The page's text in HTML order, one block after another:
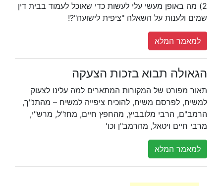
2) מה באופן מעשי עלי לעשות כדי שאוכל לעמוד בבית דין
שמים ולענות על השאלה "ציפית לישועה"?!
למאמר המלא
הגאולה תבוא בזכות הצעקה
תאור מפורט של המקורות המתארים למה עלינו לצעוק
למשיח, לפרסם משיח, להוכיח ציפייה למשיח – מהתנ"ך,
הרמב"ם, הרבי מלובביץ, מהחפץ חיים, מחז"ל, מרש"י,
מרבי חיים ויטאל, מהרמב"ן וכו'
למאמר המלא